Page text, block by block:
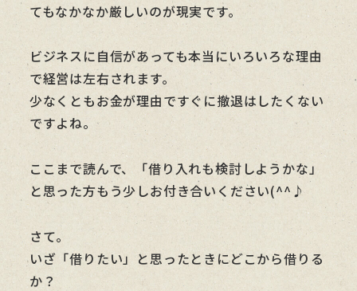
てもなかなか厳しいのが現実です。
ビジネスに自信があっても本当にいろいろな理由
で経営は左右されます。
少なくともお金が理由ですぐに撤退はしたくない
ですよね。
ここまで読んで、「借り入れも検討しようかな」
と思った方もう少しお付き合いください(^^♪
さて。
いざ「借りたい」と思ったときにどこから借りる
か？